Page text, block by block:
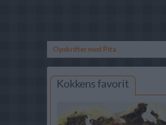
Opskrifter med Pita
Kokkens favorit